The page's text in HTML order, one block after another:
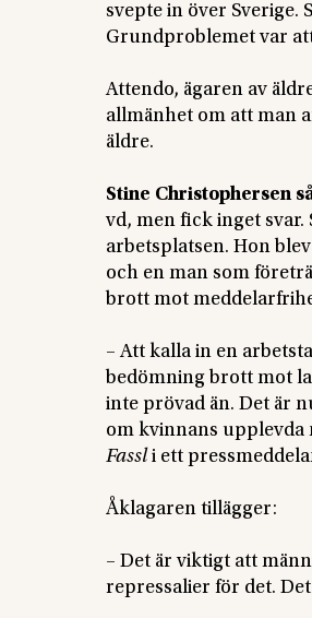
svepte in över Sverige.
Grundproblemet var
Attendo, ägaren av
allmänhet om att man
äldre.
Stine Christophersen
vd, men fick inget svar.
arbetsplatsen. Hon
och en man som
brott mot
– Att kalla in en
bedömning brott mot
inte prövad än. Det är
om kvinnans upplevda
Fassl i ett
Åklagaren tillägger:
– Det är viktigt att
repressalier för det.